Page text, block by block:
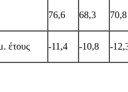
76,6 68,3 70,8
έτους -11,4 -10,8 -